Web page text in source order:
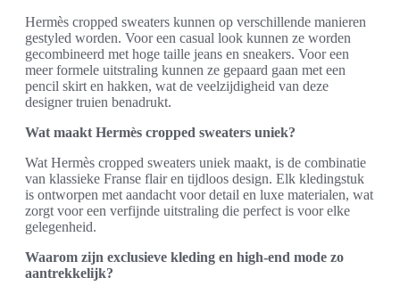
Hermès cropped sweaters kunnen op verschillende manieren
gestyled worden. Voor een casual look kunnen ze worden
gecombineerd met hoge taille jeans en sneakers. Voor een
meer formele uitstraling kunnen ze gepaard gaan met een
pencil skirt en hakken, wat de veelzijdigheid van deze
designer truien benadrukt.
Wat maakt Hermès cropped sweaters uniek?
Wat Hermès cropped sweaters uniek maakt, is de combinatie
van klassieke Franse flair en tijdloos design. Elk kledingstuk
is ontworpen met aandacht voor detail en luxe materialen, wat
zorgt voor een verfijnde uitstraling die perfect is voor elke
gelegenheid.
Waarom zijn exclusieve kleding en high-end mode zo
aantrekkelijk?